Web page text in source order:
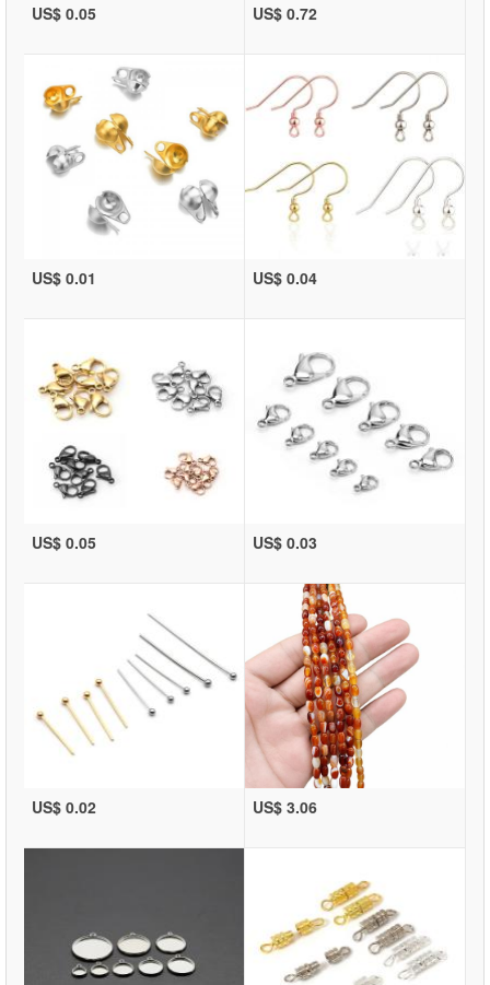
US$ 0.05 US$ 0.72
US$ 0.01 US$ 0.04
US$ 0.05 US$ 0.03
US$ 0.02 US$ 3.06